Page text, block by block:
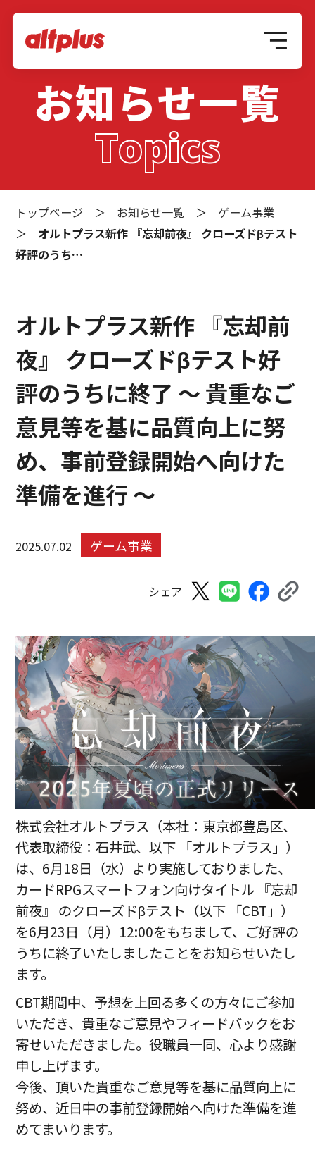
お知らせ一覧
Topics
トップページ ＞ お知らせ一覧 ＞ ゲーム事業
＞ オルトプラス新作 『忘却前夜』 クローズドβテスト
好評のうち…
オルトプラス新作 『忘却前
夜』 クローズドβテスト好
評のうちに終了 ～ 貴重なご
意見等を基に品質向上に努
め、事前登録開始へ向けた
準備を進行 ～
2025.07.02 ゲーム事業
シェア
株式会社オルトプラス（本社：東京都豊島区、
代表取締役：石井武、以下 「オルトプラス」）
は、6⽉18⽇（⽔）より実施しておりました、
カードRPGスマートフォン向けタイトル 『忘却
前夜』 のクローズドβテスト（以下 「CBT」）
を6月23日（月）12:00をもちまして、ご好評の
うちに終了いたしましたことをお知らせいたし
ます。
CBT期間中、予想を上回る多くの方々にご参加
いただき、貴重なご意見やフィードバックをお
寄せいただきました。役職員一同、心より感謝
申し上げます。
今後、頂いた貴重なご意見等を基に品質向上に
努め、近日中の事前登録開始へ向けた準備を進
めてまいります。